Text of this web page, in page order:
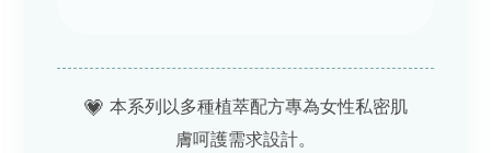
💗 本系列以多種植萃配方專為女性私密肌
膚呵護需求設計。